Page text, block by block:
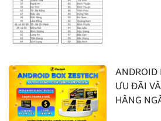
ANDROID
ƯU ĐÃI
HÀNG